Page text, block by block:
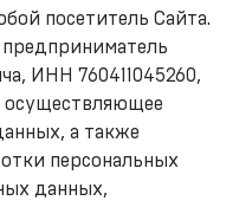
посетитель Сайта.
ИНН 760411045260,
осуществляющее
а также
персональных
данных,